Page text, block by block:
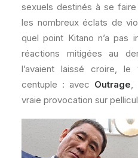
sexuels destinés à se
les nombreux éclats de
quel point Kitano n’a pas
réactions mitigées au
l’avaient laissé croire,
centuple : avec Outrage
vraie provocation sur